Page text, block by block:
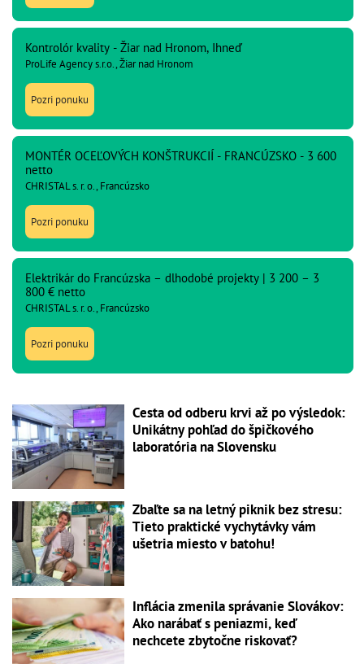
Kontrolór kvality - Žiar nad Hronom, Ihneď
ProLife Agency s.r.o., Žiar nad Hronom
Pozri ponuku
MONTÉR OCEĽOVÝCH KONŠTRUKCIÍ - FRANCÚZSKO - 3 600
netto
CHRISTAL s. r. o., Francúzsko
Pozri ponuku
Elektrikár do Francúzska – dlhodobé projekty | 3 200 – 3
800 € netto
CHRISTAL s. r. o., Francúzsko
Pozri ponuku
Cesta od odberu krvi až po výsledok:
Unikátny pohľad do špičkového
laboratória na Slovensku
Zbaľte sa na letný piknik bez stresu:
Tieto praktické vychytávky vám
ušetria miesto v batohu!
Inflácia zmenila správanie Slovákov:
Ako narábať s peniazmi, keď
nechcete zbytočne riskovať?